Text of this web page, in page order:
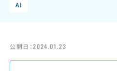
AI
公開日：2024.01.23